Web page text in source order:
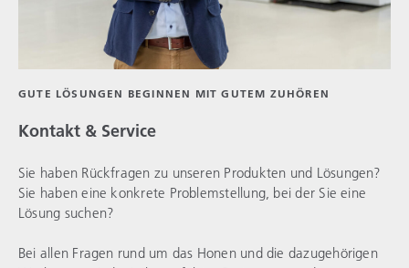
GUTE LÖSUNGEN BEGINNEN MIT GUTEM ZUHÖREN
Kontakt & Service
Sie haben Rückfragen zu unseren Produkten und Lösungen?
Sie haben eine konkrete Problemstellung, bei der Sie eine
Lösung suchen?
Bei allen Fragen rund um das Honen und die dazugehörigen